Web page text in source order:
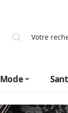
Mode